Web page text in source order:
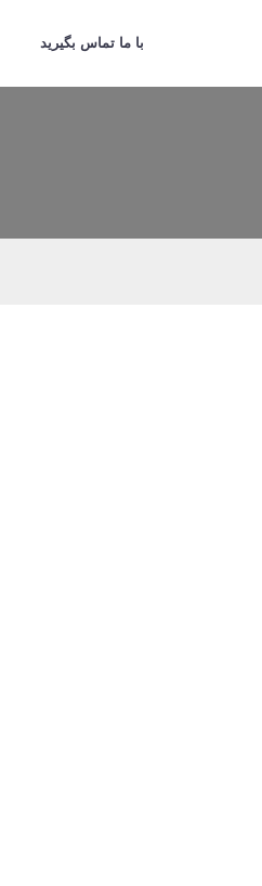
با ما تماس بگیرید